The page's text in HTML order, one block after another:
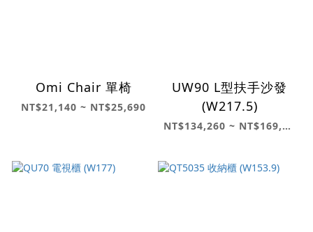
Omi Chair 單椅
NT$21,140 ~ NT$25,690
UW90 L型扶手沙發
(W217.5)
NT$134,260 ~ NT$169,540